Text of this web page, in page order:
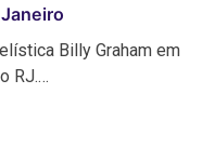
Billy Graham em
RJ.…